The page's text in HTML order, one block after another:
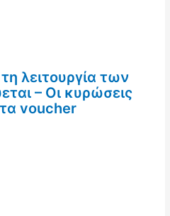
λειτουργία των
– Οι κυρώσεις
voucher